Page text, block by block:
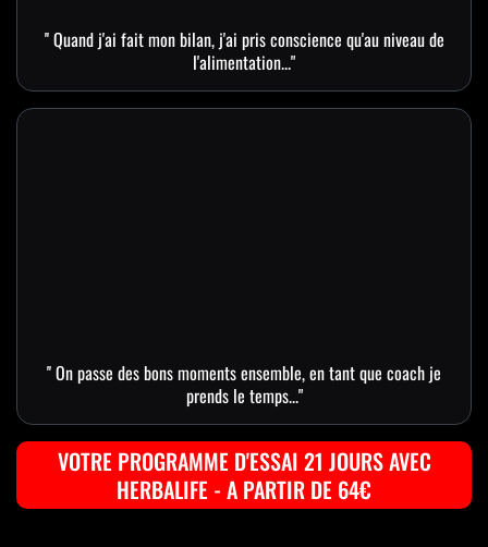
'' Quand j'ai fait mon bilan, j'ai pris conscience qu'au niveau de
l'alimentation..."
'' On passe des bons moments ensemble, en tant que coach je
prends le temps..."
VOTRE PROGRAMME D'ESSAI 21 JOURS AVEC
HERBALIFE - A PARTIR DE 64€